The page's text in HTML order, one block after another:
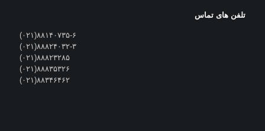
تلفن های تماس
۸۸۱۴۰۷۳۵-۶(۰۲۱)
۸۸۸۲۴۰۳۲-۳(۰۲۱)
۸۸۸۲۳۲۸۵(۰۲۱)
۸۸۸۳۵۳۲۶(۰۲۱)
۸۸۳۴۶۴۶۲(۰۲۱)